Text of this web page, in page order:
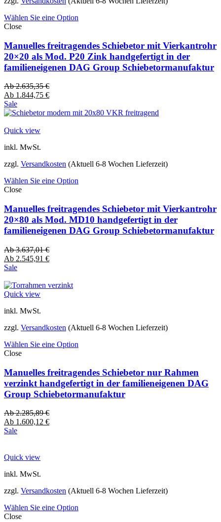
Wählen Sie eine Option
Close
Manuelles freitragendes Schiebetor mit Vierkantrohr
20×20 als Mod. P20 Zink handgefertigt in der
familieneigenen DAG Group Schiebetormanufaktur
Ab2.635,35€
Ab 1.844,75 €
Sale
Quick view
inkl. MwSt.
zzgl. Versandkosten (Aktuell 6-8 Wochen Lieferzeit)
Wählen Sie eine Option
Close
Manuelles freitragendes Schiebetor mit Vierkantrohr
20×80 als Mod. MD10 handgefertigt in der
familieneigenen DAG Group Schiebetormanufaktur
Ab3.637,01€
Ab 2.545,91 €
Sale
Quick view
inkl. MwSt.
zzgl. Versandkosten (Aktuell 6-8 Wochen Lieferzeit)
Wählen Sie eine Option
Close
Manuelles freitragendes Schiebetor nur Rahmen
verzinkt handgefertigt in der familieneigenen DAG
Group Schiebetormanufaktur
Ab2.285,89€
Ab 1.600,12 €
Sale
Quick view
inkl. MwSt.
zzgl. Versandkosten (Aktuell 6-8 Wochen Lieferzeit)
Wählen Sie eine Option
Close